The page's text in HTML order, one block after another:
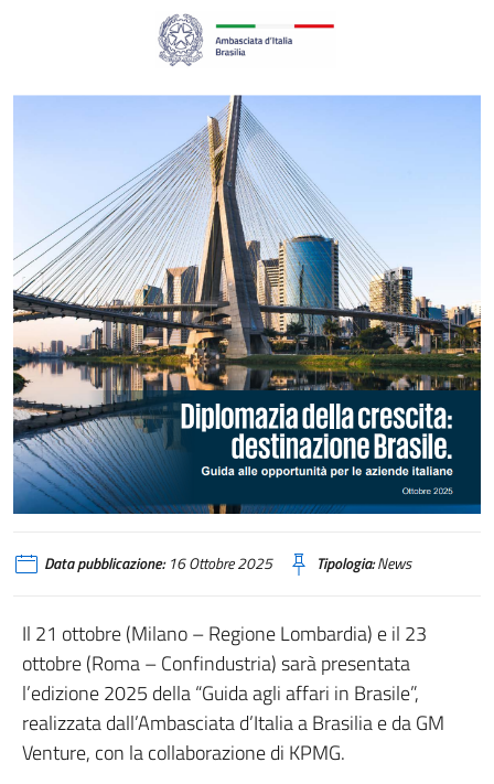
Data pubblicazione:16 Ottobre 2025 Tipologia:News
Il 21 ottobre (Milano – Regione Lombardia) e il 23
ottobre (Roma – Confindustria) sarà presentata
l’edizione 2025 della “Guida agli affari in Brasile”,
realizzata dall’Ambasciata d’Italia a Brasilia e da GM
Venture, con la collaborazione di KPMG.